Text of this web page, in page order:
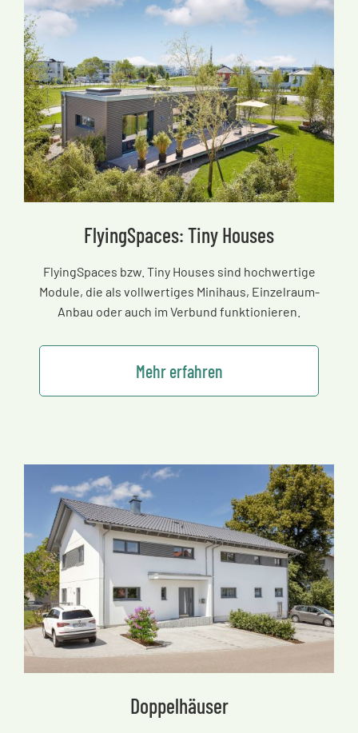
FlyingSpaces: Tiny Houses
FlyingSpaces bzw. Tiny Houses sind hochwertige
Module, die als vollwertiges Minihaus, Einzelraum-
Anbau oder auch im Verbund funktionieren.
Mehr erfahren
Doppelhäuser